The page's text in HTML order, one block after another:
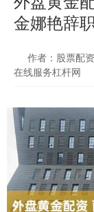
金娜艳辞
作者：股票配
在线服务杠杆网